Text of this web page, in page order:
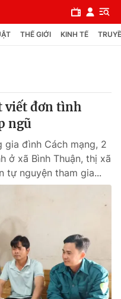
THẾ GIỚI KINH TẾ
viết đơn tình
ngũ
gia đình Cách mạng, 2
ở xã Bình Thuận, thị xã
tự nguyện tham gia...